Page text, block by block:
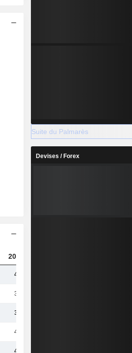
2023
42,3 M
36,8 M
36,3 M
45,5 M
42,7 M
Suite du Palmarès
Devises / Forex